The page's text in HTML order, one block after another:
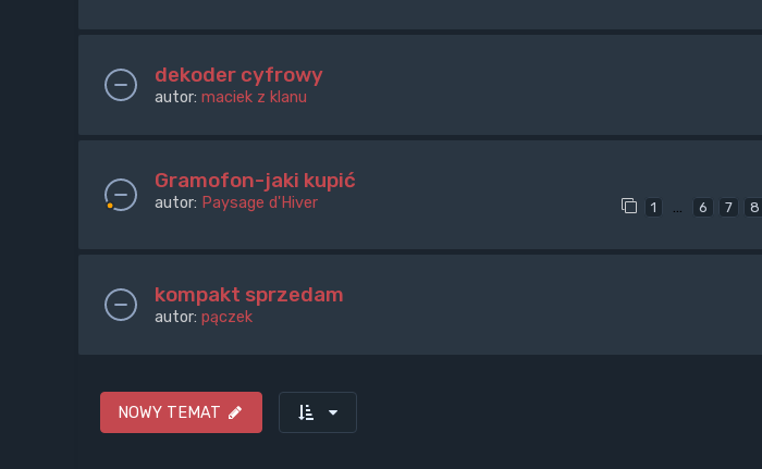
dekoder cyfrowy
autor: maciek z klanu
Gramofon-jaki kupić
autor: Paysage d'Hiver 1 … 6 7 8
kompakt sprzedam
autor: pączek
NOWY TEMAT